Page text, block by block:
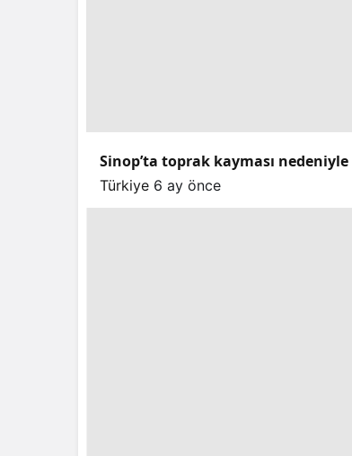
Sinop’ta toprak kayması
Türkiye 6 ay önce